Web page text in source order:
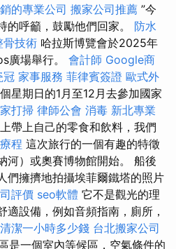
的專業公司 搬家公司推薦 ”今
的呼籲，鼓勵他們回家。 防水
骨技術 哈拉斯博覽會於2025年
廣場舉行。 會計師 Google商
冠 家事服務 菲律賓簽證 歐式外
星期日的1月至12月去參加國家
打掃 律師公會 消毒 新北專業
帶上自己的零食和飲料，我們
程 這次旅行的一個有趣的特徵
河）或奧賽博物館開始。 船後
們擁擠地拍攝埃菲爾鐵塔的照片
評價 seo軟體 它不是觀光的理
適設備，例如音頻指南，廁所，
潔一小時多少錢 台北搬家公司
是一個室內等候區，空氣條件的